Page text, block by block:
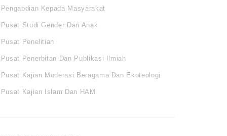
Pengabdian Kepada Masyarakat
Pusat Studi Gender Dan Anak
Pusat Penelitian
Pusat Penerbitan Dan Publikasi Ilmiah
Pusat Kajian Moderasi Beragama Dan Ekoteologi
Pusat Kajian Islam Dan HAM